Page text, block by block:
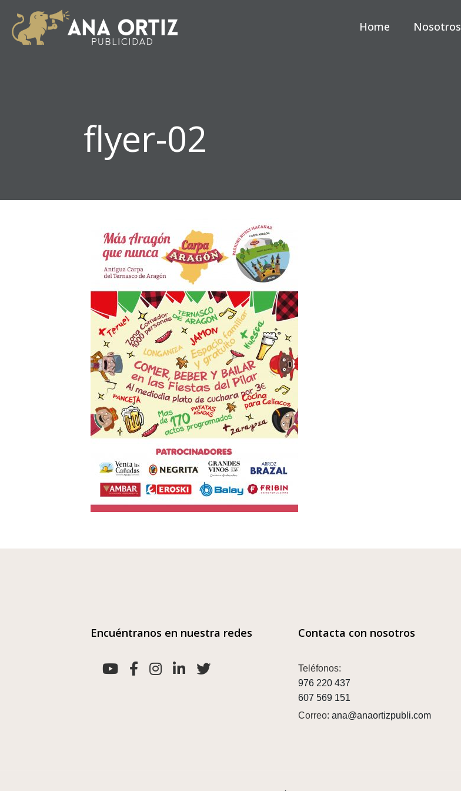
Home Nosotros
flyer-02
Encuéntranos en nuestra redes Contacta con nosotros
Teléfonos:
976 220 437
607 569 151
Correo:ana@anaortizpubli.com